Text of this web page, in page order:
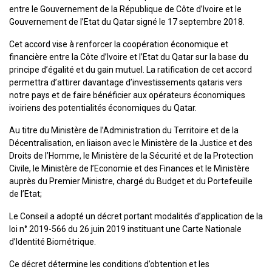
entre le Gouvernement de la République de Côte d’Ivoire et le
Gouvernement de l’Etat du Qatar signé le 17 septembre 2018.
Cet accord vise à renforcer la coopération économique et
financière entre la Côte d’Ivoire et l’Etat du Qatar sur la base du
principe d’égalité et du gain mutuel. La ratification de cet accord
permettra d’attirer davantage d’investissements qataris vers
notre pays et de faire bénéficier aux opérateurs économiques
ivoiriens des potentialités économiques du Qatar.
Au titre du Ministère de l’Administration du Territoire et de la
Décentralisation, en liaison avec le Ministère de la Justice et des
Droits de l’Homme, le Ministère de la Sécurité et de la Protection
Civile, le Ministère de l’Economie et des Finances et le Ministère
auprès du Premier Ministre, chargé du Budget et du Portefeuille
de l’Etat;
Le Conseil a adopté un décret portant modalités d’application de la
loi n° 2019-566 du 26 juin 2019 instituant une Carte Nationale
d’Identité Biométrique.
Ce décret détermine les conditions d’obtention et les